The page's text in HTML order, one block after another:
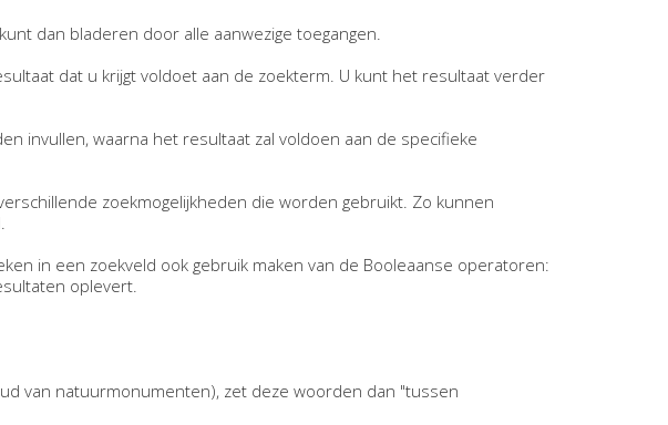
dan bladeren door alle aanwezige toegangen.
dat u krijgt voldoet aan de zoekterm. U kunt het resultaat verder
invullen, waarna het resultaat zal voldoen aan de specifieke
zoekmogelijkheden die worden gebruikt. Zo kunnen
in een zoekveld ook gebruik maken van de Booleaanse operatoren:
oplevert.
van natuurmonumenten), zet deze woorden dan "tussen